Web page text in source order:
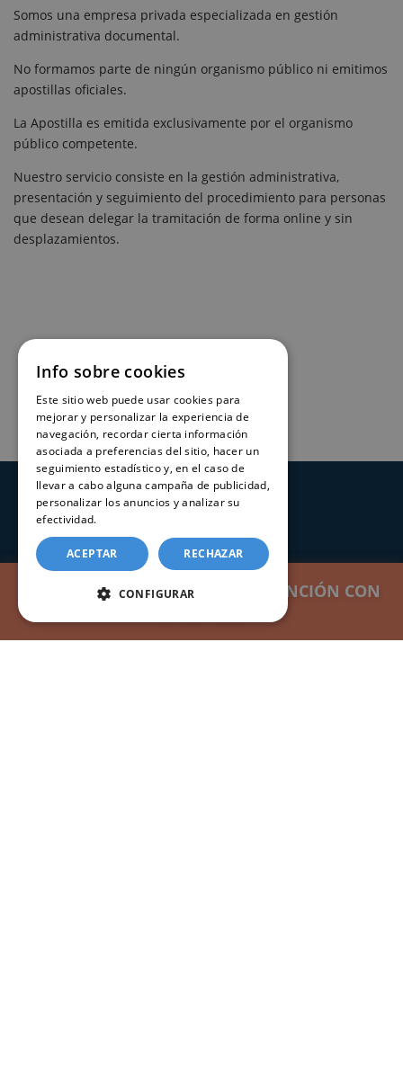
SOLICITAR CERTIFICADO DE NACIMIENTO CON
SOLICITAR CERTIFICADO DE MATRIMONIO CON
SOLICITAR CERTIFICADO DE DEFUNCIÓN CON
Somos una empresa privada especializada en gestión
administrativa documental.
No formamos parte de ningún organismo público ni emitimos
apostillas oficiales.
La Apostilla es emitida exclusivamente por el organismo
público competente.
Nuestro servicio consiste en la gestión administrativa,
presentación y seguimiento del procedimiento para personas
que desean delegar la tramitación de forma online y sin
desplazamientos.
SERVICIOS
Registros Civiles España
Nuestro servicio
Contacte con nosotros
Consultar estado de un trámite
Info sobre cookies
Este sitio web puede usar cookies para
mejorar y personalizar la experiencia de
navegación, recordar cierta información
asociada a preferencias del sitio, hacer un
seguimiento estadístico y, en el caso de
llevar a cabo alguna campaña de publicidad,
personalizar los anuncios y analizar su
efectividad.
ACEPTAR RECHAZAR
CONFIGURAR